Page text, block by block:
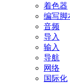
着色器
编写脚
音频
导入
输入
导航
网络
国际化